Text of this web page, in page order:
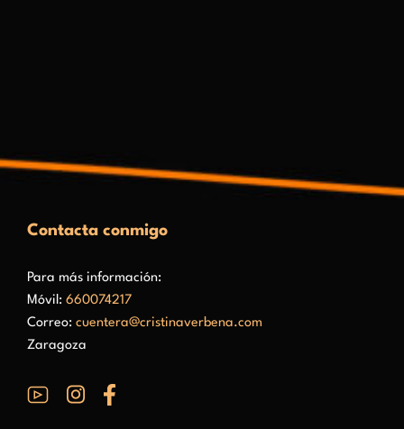
Contacta conmigo
Para más información:
Móvil: 660074217
Correo: cuentera@cristinaverbena.com
Zaragoza